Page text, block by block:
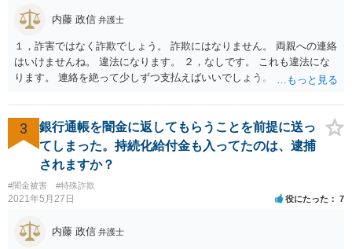
内藤 政信 弁護士
１，詐害ではなく詐欺でしょう。 詐欺にはなりません。 両親への連絡
はいけませんね。 違法になります。 ２，なしです。 これも違法にな
ります。 連絡を絶って少しずつ支払えばいいでしょう。
3
銀行通帳を闇金に返してもらうことを前提に送っ
てしまった。持続化給付金も入ってたのは、逮捕
されますか？
#闇金被害 #特殊詐欺
2021年5月27日 役にたった 7
内藤 政信 弁護士